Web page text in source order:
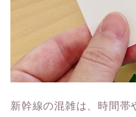
新幹線の混雑は、時間帯